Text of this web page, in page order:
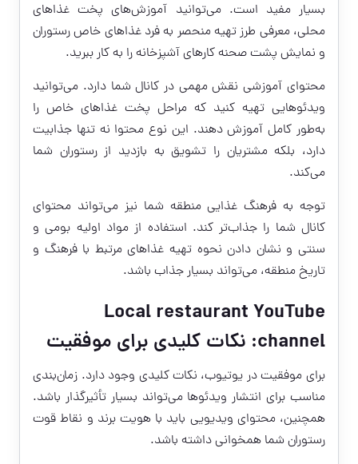
بسیار مفید است. می‌توانید آموزش‌های پخت غذاهای
محلی، معرفی طرز تهیه منحصر به فرد غذاهای خاص رستوران
و نمایش پشت صحنه کارهای آشپزخانه را به کار ببرید.
محتوای آموزشی نقش مهمی در کانال شما دارد. می‌توانید
ویدئوهایی تهیه کنید که مراحل پخت غذاهای خاص را
به‌طور کامل آموزش دهند. این نوع محتوا نه تنها جذابیت
دارد، بلکه مشتریان را تشویق به بازدید از رستوران شما
می‌کند.
توجه به فرهنگ غذایی منطقه شما نیز می‌تواند محتوای
کانال شما را جذاب‌تر کند. استفاده از مواد اولیه بومی و
سنتی و نشان دادن نحوه تهیه غذاهای مرتبط با فرهنگ و
تاریخ منطقه، می‌تواند بسیار جذاب باشد.
Local restaurant YouTube
channel: نکات کلیدی برای موفقیت
برای موفقیت در یوتیوب، نکات کلیدی وجود دارد. زمان‌بندی
مناسب برای انتشار ویدئوها می‌تواند بسیار تأثیرگذار باشد.
همچنین، محتوای ویدیویی باید با هویت برند و نقاط قوت
رستوران شما همخوانی داشته باشد.